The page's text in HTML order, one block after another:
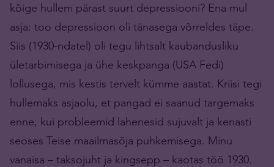
kõige hullem pärast suurt depressiooni? Ena mul
asja: too depressioon oli tänasega võrreldes täpe.
Siis (1930-ndatel) oli tegu lihtsalt kaubandusliku
ületarbimisega ja ühe keskpanga (USA Fedi)
lollusega, mis kestis tervelt kümme aastat. Kriisi tegi
hullemaks asjaolu, et pangad ei saanud targemaks
enne, kui probleemid lahenesid sujuvalt ja kenasti
seoses Teise maailmasõja puhkemisega. Minu
vanaisa – taksojuht ja kingsepp – kaotas töö 1930.